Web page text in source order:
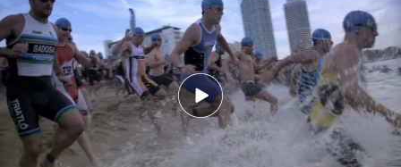
energy.es
04 AGO 2015 - 18:05h.
Compartir
750 metros nadando, 20 kilómetros en bici y 5